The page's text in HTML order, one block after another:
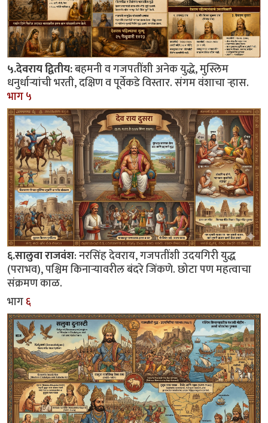
५.देवराय द्वितीय:बहमनी व गजपतींशी अनेक युद्धे, मुस्लिम
धनुर्धाऱ्यांची भरती, दक्षिण व पूर्वेकडे विस्तार. संगम वंशाचा ऱ्हास.
भाग ५
६.सालुवा राजवंश: नरसिंह देवराय, गजपतींशी उदयगिरी युद्ध
(पराभव), पश्चिम किनाऱ्यावरील बंदरे जिंकणे. छोटा पण महत्वाचा
संक्रमण काळ.
भाग६